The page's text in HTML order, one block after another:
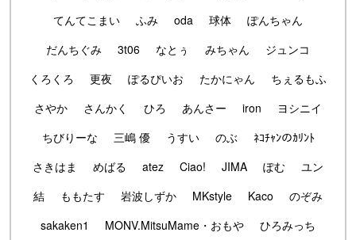
てんてこまい
ふみ oda 球体
ぽんちゃん
だんちぐみ
3t06 なとぅ みちゃん
ジュンコ
くろくろ
更夜 ぽるぴいお たかにゃん
ちぇるもふ
さやか
さんかく ひろ あんさー iron
ヨシニイ
ちびりーな
三嶋 優 うすい のぶ
ﾈｺﾁｬﾝのｶﾘﾝﾄ
さきはま
めばる atez Ciao! JIMA ぽむ
ユン
結
ももたす 岩波しずか MKstyle Kaco
のぞみ
sakaken1
MONV.MitsuMame・おもや
ひろみっち